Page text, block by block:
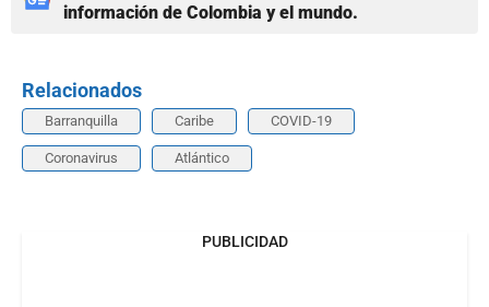
información de Colombia y el mundo.
Relacionados
Barranquilla Caribe COVID-19
Coronavirus Atlántico
PUBLICIDAD